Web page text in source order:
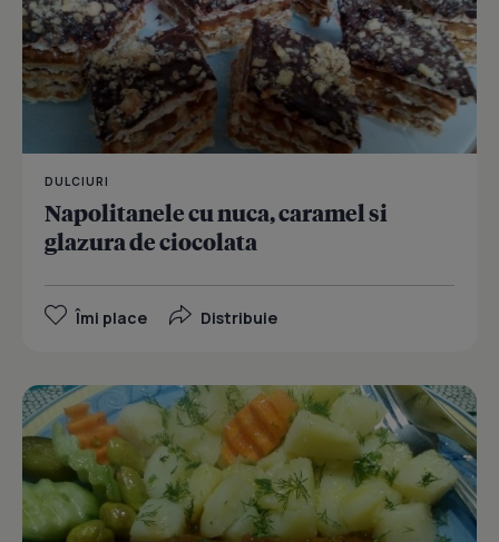
DULCIURI
Napolitanele cu nuca, caramel si
glazura de ciocolata
Îmi place Distribuie